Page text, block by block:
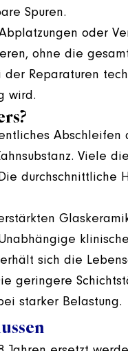
Spuren.
oder
ohne die
Reparaturen
wird.
Abschleifen
Viele
durchschnittliche
sich die
geringere
starker Belastung.